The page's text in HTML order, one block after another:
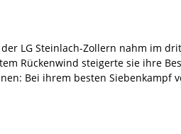
LG Steinlach-Zollern nahm im
Rückenwind steigerte sie ihre
Bei ihrem besten Siebenkampf